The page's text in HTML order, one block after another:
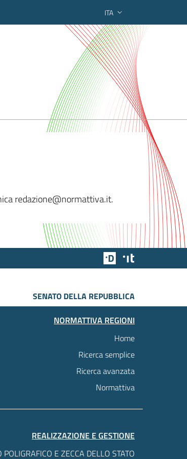
ITA
regionale
redazione@normattiva.it.
Team Digitale
SENATO DELLA REPUBBLICA
NORMATTIVA REGIONI
Home
Ricerca semplice
Ricerca avanzata
Normattiva
REALIZZAZIONE E GESTIONE
POLIGRAFICO E ZECCA DELLO STATO